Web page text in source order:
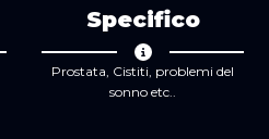
Specifico
Prostata, Cistiti, problemi del
sonno etc..